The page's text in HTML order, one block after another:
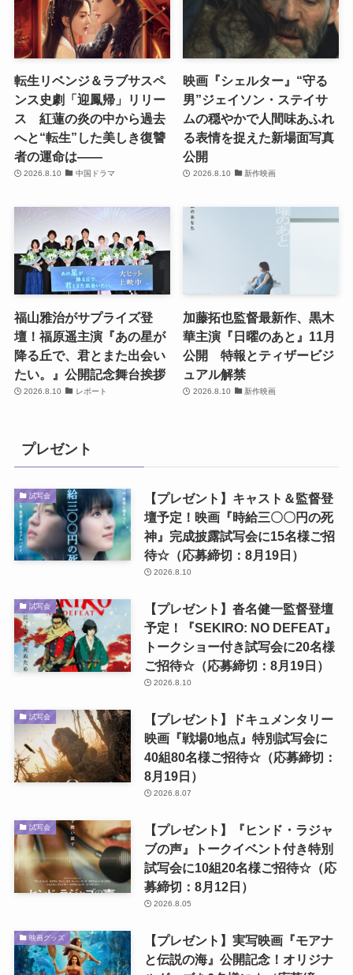
転生リベンジ＆ラブサスペ
ンス史劇「迎鳳帰」リリー
ス 紅蓮の炎の中から過去
へと“転生”した美しき復讐
者の運命は――
2026.8.10 中国ドラマ
映画『シェルター』“守る
男”ジェイソン・ステイサ
ムの穏やかで人間味あふれ
る表情を捉えた新場面写真
公開
2026.8.10 新作映画
福山雅治がサプライズ登
壇！福原遥主演『あの星が
降る丘で、君とまた出会い
たい。』公開記念舞台挨拶
2026.8.10 レポート
加藤拓也監督最新作、黒木
華主演『日曜のあと』11月
公開 特報とティザービジ
ュアル解禁
2026.8.10 新作映画
プレゼント
試写会
【プレゼント】キャスト＆監督登
壇予定！映画『時給三〇〇円の死
神』完成披露試写会に15名様ご招
待☆（応募締切：8月19日）
2026.8.10
試写会
【プレゼント】沓名健一監督登壇
予定！『SEKIRO: NO DEFEAT』
トークショー付き試写会に20名様
ご招待☆（応募締切：8月19日）
2026.8.10
試写会
【プレゼント】ドキュメンタリー
映画『戦場0地点』特別試写会に
40組80名様ご招待☆（応募締切：
8月19日）
2026.8.07
試写会
【プレゼント】『ヒンド・ラジャ
ブの声』トークイベント付き特別
試写会に10組20名様ご招待☆（応
募締切：8月12日）
2026.8.05
映画グッズ
【プレゼント】実写映画『モアナ
と伝説の海』公開記念！オリジナ